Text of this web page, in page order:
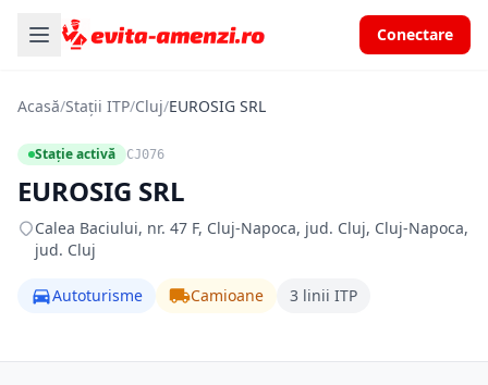
Conectare
Acasă/Stații ITP/Cluj/EUROSIG SRL
Stație activă CJ076
EUROSIG SRL
Calea Baciului, nr. 47 F, Cluj-Napoca, jud. Cluj, Cluj-Napoca,
jud. Cluj
Autoturisme Camioane 3 linii ITP